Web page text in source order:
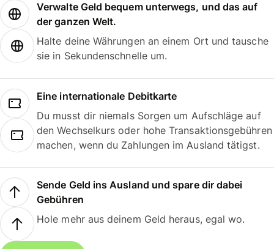
Verwalte Geld bequem unterwegs, und das auf
der ganzen Welt.
Halte deine Währungen an einem Ort und tausche
sie in Sekundenschnelle um.
Eine internationale Debitkarte
Du musst dir niemals Sorgen um Aufschläge auf
den Wechselkurs oder hohe Transaktionsgebühren
machen, wenn du Zahlungen im Ausland tätigst.
Sende Geld ins Ausland und spare dir dabei
Gebühren
Hole mehr aus deinem Geld heraus, egal wo.